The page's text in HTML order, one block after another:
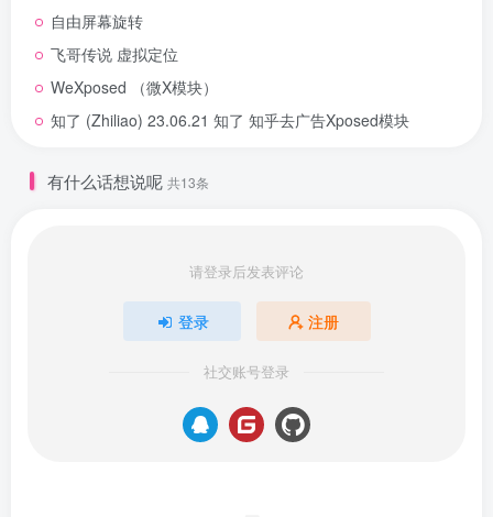
自由屏幕旋转
飞哥传说 虚拟定位
WeXposed （微X模块）
知了 (Zhiliao) 23.06.21 知了 知乎去广告Xposed模块
有什么话想说呢 共13条
请登录后发表评论
登录 注册
社交账号登录